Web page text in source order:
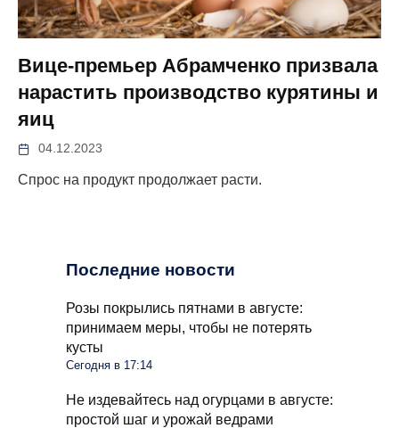
Вице-премьер Абрамченко призвала
нарастить производство курятины и
яиц
04.12.2023
Спрос на продукт продолжает расти.
Последние новости
Розы покрылись пятнами в августе:
принимаем меры, чтобы не потерять
кусты
Сегодня в 17:14
Не издевайтесь над огурцами в августе:
простой шаг и урожай ведрами